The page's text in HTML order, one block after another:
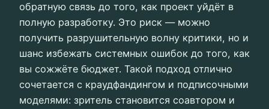
обратную связь до того, как проект уйдёт в
полную разработку. Это риск — можно
получить разрушительную волну критики, но и
шанс избежать системных ошибок до того, как
вы сожжёте бюджет. Такой подход отлично
сочетается с краудфандингом и подписочными
моделями: зритель становится соавтором и